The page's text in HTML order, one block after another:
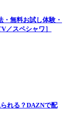
・無料お試し体験・
／スペシャワ］
れる？DAZNで配